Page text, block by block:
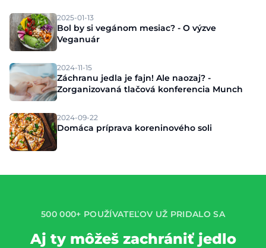
2025-01-13
Bol by si vegánom mesiac? - O výzve
Veganuár
2024-11-15
Záchranu jedla je fajn! Ale naozaj? -
Zorganizovaná tlačová konferencia Munch
2024-09-22
Domáca príprava koreninového soli
500 000+ POUŽÍVATEĽOV UŽ PRIDALO SA
Aj ty môžeš zachrániť jedlo